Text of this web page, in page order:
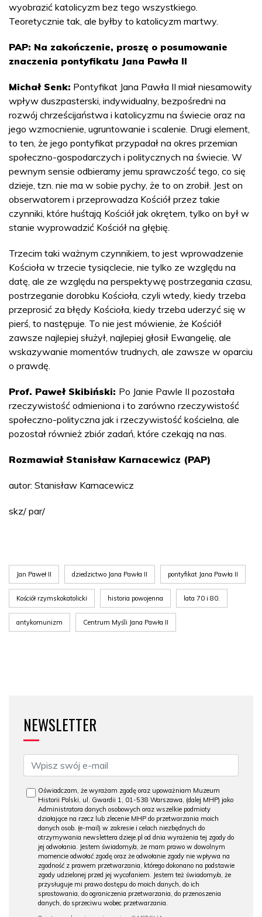
wyobrazić katolicyzm bez tego wszystkiego.
Teoretycznie tak, ale byłby to katolicyzm martwy.
PAP: Na zakończenie, proszę o posumowanie
znaczenia pontyfikatu Jana Pawła II
Michał Senk: Pontyfikat Jana Pawła II miał niesamowity
wpływ duszpasterski, indywidualny, bezpośredni na
rozwój chrześcijaństwa i katolicyzmu na świecie oraz na
jego wzmocnienie, ugruntowanie i scalenie. Drugi element,
to ten, że jego pontyfikat przypadał na okres przemian
społeczno-gospodarczych i politycznych na świecie. W
pewnym sensie odbieramy jemu sprawczość tego, co się
dzieje, tzn. nie ma w sobie pychy, że to on zrobił. Jest on
obserwatorem i przeprowadza Kościół przez takie
czynniki, które huśtają Kościół jak okrętem, tylko on był w
stanie wyprowadzić Kościół na głębię.
Trzecim taki ważnym czynnikiem, to jest wprowadzenie
Kościoła w trzecie tysiąclecie, nie tylko ze względu na
datę, ale ze względu na perspektywę postrzegania czasu,
postrzeganie dorobku Kościoła, czyli wtedy, kiedy trzeba
przeprosić za błędy Kościoła, kiedy trzeba uderzyć się w
pierś, to następuje. To nie jest mówienie, że Kościół
zawsze najlepiej służył, najlepiej głosił Ewangelię, ale
wskazywanie momentów trudnych, ale zawsze w oparciu
o prawdę.
Prof. Paweł Skibiński: Po Janie Pawle II pozostała
rzeczywistość odmieniona i to zarówno rzeczywistość
społeczno-polityczna jak i rzeczywistość kościelna, ale
pozostał również zbiór zadań, które czekają na nas.
Rozmawiał Stanisław Karnacewicz (PAP)
autor: Stanisław Karnacewicz
skz/ par/
Jan Paweł II dziedzictwo Jana Pawła II pontyfikat Jana Pawła II
Kościół rzymskokatolicki historia powojenna lata 70 i 80.
antykomunizm Centrum Myśli Jana Pawła II
NEWSLETTER
Oświadczam, że wyrażam zgodę oraz upoważniam Muzeum
Historii Polski, ul. Gwardii 1, 01-538 Warszawa, (dalej MHP) jako
Administratora danych osobowych oraz wszelkie podmioty
działające na rzecz lub zlecenie MHP do przetwarzania moich
danych osob. (e-mail) w zakresie i celach niezbędnych do
otrzymywania newslettera dzieje.pl od dnia wyrażenia tej zgody do
jej odwołania. Jestem świadomy/a, że mam prawo w dowolnym
momencie odwołać zgodę oraz że odwołanie zgody nie wpływa na
zgodność z prawem przetwarzania, którego dokonano na podstawie
zgody udzielonej przed jej wycofaniem. Jestem też świadomy/a, że
przysługuje mi prawo dostępu do moich danych, do ich
sprostowania, do ograniczenia przetwarzania, do przenoszenia
danych, do sprzeciwu wobec przetwarzania.